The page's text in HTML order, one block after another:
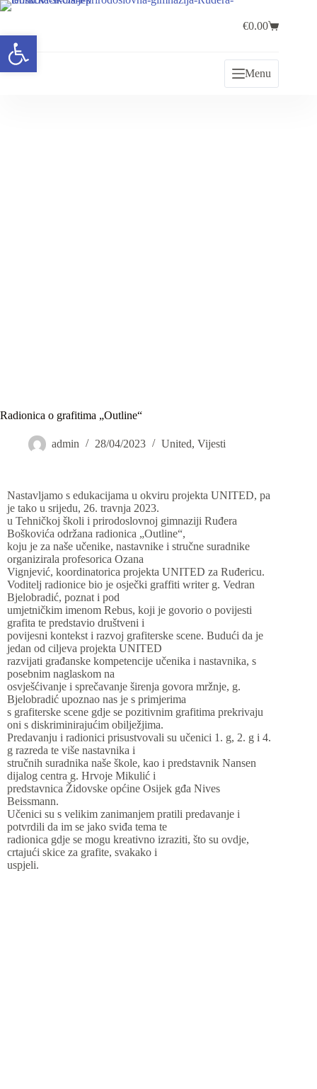
Open toolbar
€0.00
Menu
Radionica o grafitima „Outline“
admin 28/04/2023 United, Vijesti
Nastavljamo s edukacijama u okviru projekta UNITED, pa
je tako u srijedu, 26. travnja 2023.
u Tehničkoj školi i prirodoslovnoj gimnaziji Ruđera
Boškovića održana radionica „Outline“,
koju je za naše učenike, nastavnike i stručne suradnike
organizirala profesorica Ozana
Vignjević, koordinatorica projekta UNITED za Ruđericu.
Voditelj radionice bio je osječki graffiti writer g. Vedran
Bjelobradić, poznat i pod
umjetničkim imenom Rebus, koji je govorio o povijesti
grafita te predstavio društveni i
povijesni kontekst i razvoj grafiterske scene. Budući da je
jedan od ciljeva projekta UNITED
razvijati građanske kompetencije učenika i nastavnika, s
posebnim naglaskom na
osvješćivanje i sprečavanje širenja govora mržnje, g.
Bjelobradić upoznao nas je s primjerima
s grafiterske scene gdje se pozitivnim grafitima prekrivaju
oni s diskriminirajućim obilježjima.
Predavanju i radionici prisustvovali su učenici 1. g, 2. g i 4.
g razreda te više nastavnika i
stručnih suradnika naše škole, kao i predstavnik Nansen
dijalog centra g. Hrvoje Mikulić i
predstavnica Židovske općine Osijek gđa Nives
Beissmann.
Učenici su s velikim zanimanjem pratili predavanje i
potvrdili da im se jako sviđa tema te
radionica gdje se mogu kreativno izraziti, što su ovdje,
crtajući skice za grafite, svakako i
uspjeli.